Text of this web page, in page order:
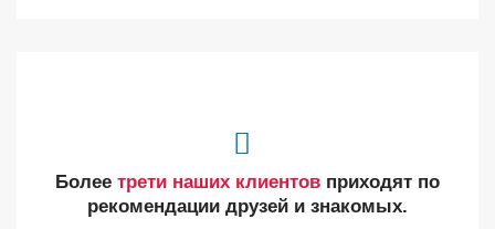
Более трети наших клиентов приходят по
рекомендации друзей и знакомых.